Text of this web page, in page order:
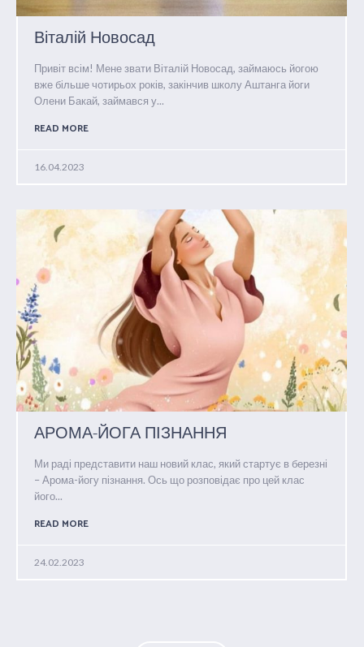
Віталій Новосад
Привіт всім! Мене звати Віталій Новосад, займаюсь йогою
вже більше чотирьох років, закінчив школу Аштанга йоги
Олени Бакай, займався у...
READ MORE
16.04.2023
АРОМА-ЙОГА ПІЗНАННЯ
Ми раді представити наш новий клас, який стартує в березні
– Арома-йогу пізнання. Ось що розповідає про цей клас
його...
READ MORE
24.02.2023